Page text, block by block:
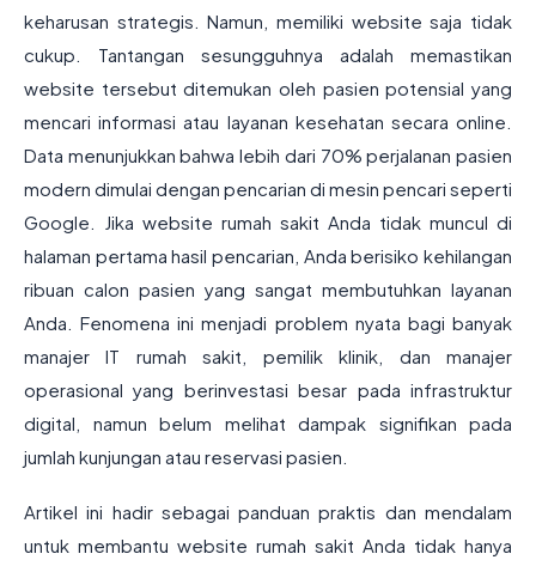
keharusan strategis. Namun, memiliki website saja tidak
cukup. Tantangan sesungguhnya adalah memastikan
website tersebut ditemukan oleh pasien potensial yang
mencari informasi atau layanan kesehatan secara online.
Data menunjukkan bahwa lebih dari 70% perjalanan pasien
modern dimulai dengan pencarian di mesin pencari seperti
Google. Jika website rumah sakit Anda tidak muncul di
halaman pertama hasil pencarian, Anda berisiko kehilangan
ribuan calon pasien yang sangat membutuhkan layanan
Anda. Fenomena ini menjadi problem nyata bagi banyak
manajer IT rumah sakit, pemilik klinik, dan manajer
operasional yang berinvestasi besar pada infrastruktur
digital, namun belum melihat dampak signifikan pada
jumlah kunjungan atau reservasi pasien.
Artikel ini hadir sebagai panduan praktis dan mendalam
untuk membantu website rumah sakit Anda tidak hanya